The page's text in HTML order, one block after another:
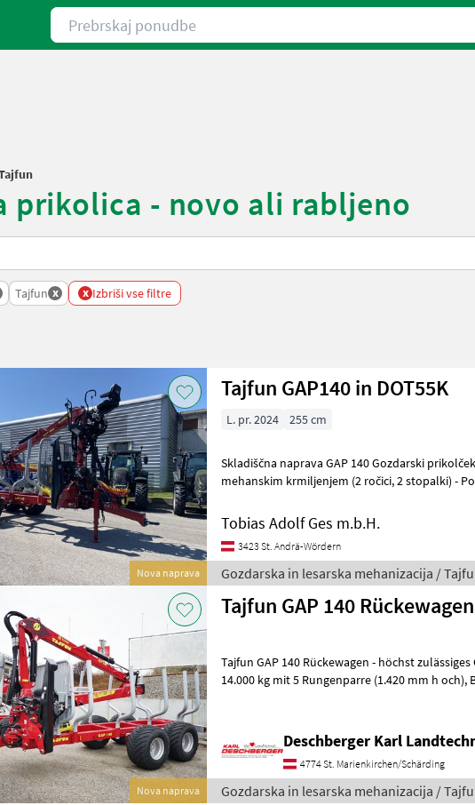
Prebrskaj ponudbe
prikolica - novo ali rabljeno
Tajfun x x Izbriši vse filtre
Nova naprava
Tajfun GAP140 in DOT55K
L. pr. 2024 255 cm
Skladiščna naprava GAP 140 Gozdarski
mehanskim krmiljenjem (2 ročici, 2 stopalki) - Podporne noge Flap
Tobias Adolf Ges m.b.H.
3423 St. Andrä-Wördern
Gozdarska in lesarska mehanizacija /
Nova naprava
Tajfun GAP 140 Rückewagen
Tajfun GAP 140 Rückewagen - höchst
14.000 kg mit 5 Rungenparre (1.420 mm h och), Bereifung: 500/50-17, 5
Deschberger Karl
4774 St. Marienkirchen/Schärding
Gozdarska in lesarska mehanizacija /